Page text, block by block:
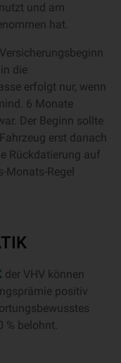
und am
hat.
die
erfolgt nur, wenn
6 Monate
Der Beginn sollte
erst danach
Rückdatierung auf
Monats-Regel
der VHV können
positiv
% belohnt.